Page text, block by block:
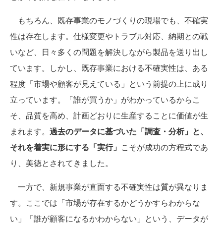
もちろん、既存事業のモノづくりの現場でも、不確実
性は存在します。仕様変更やトラブル対応、納期との戦
いなど、日々多くの問題を解決しながら製品を送り出し
ています。しかし、既存事業における不確実性は、ある
程度「市場や顧客が見えている」という前提の上に成り
立っています。「誰が買うか」がわかっているからこ
そ、品質を高め、計画どおりに生産することに価値が生
まれます。 過去のデータに基づいた「調査・分析」と、
それを着実に形にする「実行」 こそが成功の方程式であ
り、美徳とされてきました。
一方で、新規事業が直面する不確実性は質が異なりま
す。ここでは「市場が存在するかどうかすらわからな
い」「誰が顧客になるかわからない」という、データが